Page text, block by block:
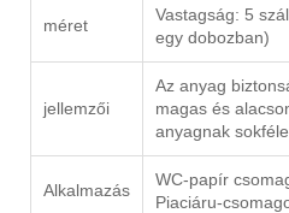
méret
Vastagság: 5
egy dobozban)
jellemzői
Az anyag
magas és
anyagnak
Alkalmazás
WC-papír
Piaciáru-